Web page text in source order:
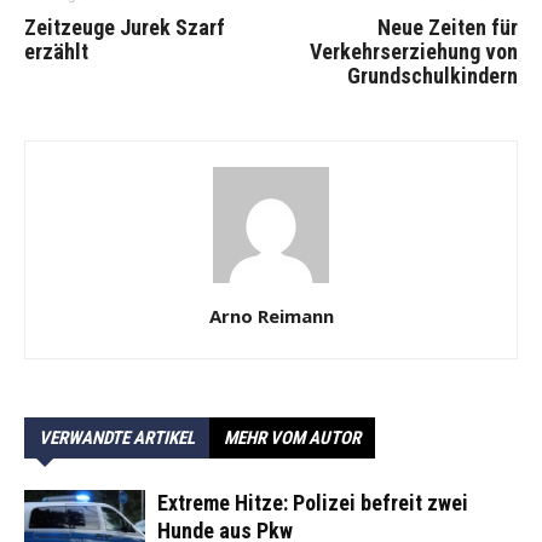
Zeitzeuge Jurek Szarf
erzählt
Neue Zeiten für
Verkehrserziehung von
Grundschulkindern
Arno Reimann
VERWANDTE ARTIKEL MEHR VOM AUTOR
Extreme Hitze: Polizei befreit zwei
Hunde aus Pkw